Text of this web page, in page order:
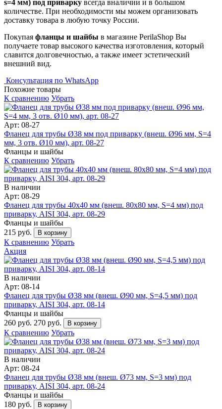
s=4 мм) под приварку всегда вналичии и в большом
количестве. При необходимости мы можем организовать
доставку товара в любую точку России.
Покупая фланцы и шайбы в магазине PerilaShop Вы
получаете товар высокого качества изготовления, который
славится долговечностью, а также имеет эстетический
внешний вид.
Консультация по WhatsApp
Похожие товары
К сравнению Убрать
Арт: 08-27
Фланец для трубы Ø38 мм под приварку (внеш. Ø96 мм, S=4
мм, 3 отв. Ø10 мм), арт. 08-27
Фланцы и шайбы
К сравнению Убрать
В наличии
Арт: 08-29
Фланец для трубы 40х40 мм (внеш. 80х80 мм, S=4 мм) под
приварку, AISI 304, арт. 08-29
Фланцы и шайбы
215 руб.
В корзину
К сравнению Убрать
Акция
В наличии
Арт: 08-14
Фланец для трубы Ø38 мм (внеш. Ø90 мм, S=4,5 мм) под
приварку, AISI 304, арт. 08-14
Фланцы и шайбы
260 руб. 270 руб. В корзину
К сравнению Убрать
В наличии
Арт: 08-24
Фланец для трубы Ø38 мм (внеш. Ø73 мм, S=3 мм) под
приварку, AISI 304, арт. 08-24
Фланцы и шайбы
180 руб.
В корзину